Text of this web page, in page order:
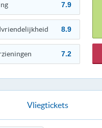
7.9
8.9
7.2
Vliegtickets